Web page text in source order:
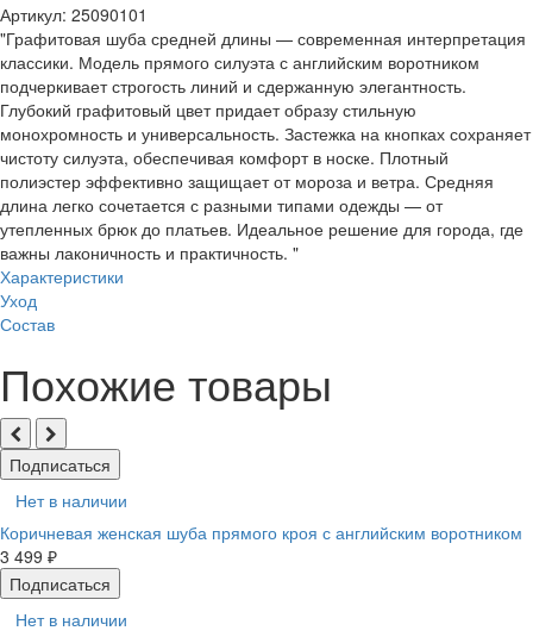
Артикул: 25090101
"Графитовая шуба средней длины — современная интерпретация
классики. Модель прямого силуэта с английским воротником
подчеркивает строгость линий и сдержанную элегантность.
Глубокий графитовый цвет придает образу стильную
монохромность и универсальность. Застежка на кнопках сохраняет
чистоту силуэта, обеспечивая комфорт в носке. Плотный
полиэстер эффективно защищает от мороза и ветра. Средняя
длина легко сочетается с разными типами одежды — от
утепленных брюк до платьев. Идеальное решение для города, где
важны лаконичность и практичность. "
Характеристики
Уход
Состав
Похожие товары
Подписаться
Нет в наличии
Коричневая женская шуба прямого кроя с английским воротником
3 499 ₽
Подписаться
Нет в наличии